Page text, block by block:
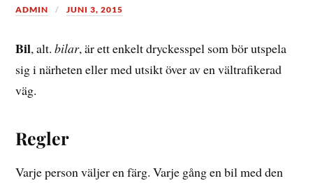
ADMIN JUNI 3, 2015
Bil, alt.bilar, är ett enkelt dryckesspel som bör utspela
sig i närheten eller med utsikt över av en vältrafikerad
väg.
Regler
Varje person väljer en färg. Varje gång en bil med den